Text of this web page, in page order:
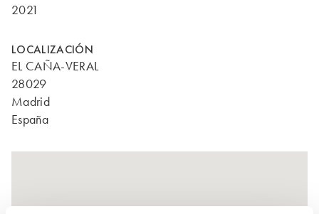
2021
LOCALIZACIÓN
EL CAÑA-VERAL
28029
Madrid
España